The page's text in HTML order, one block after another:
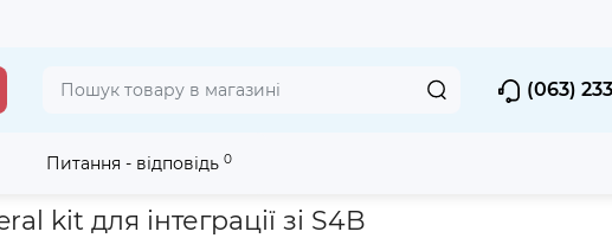
(063)
Питання - відповідь 0
PC Peripheral kit для інтеграції зі S4B
kit для інтеграції зі S4B